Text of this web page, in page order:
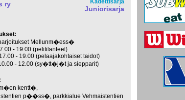
ry
Kadettisarja
Juniorisarja
Mellunm�ess�
- 19.00 (pelitilanteet)
- 19.00 (pelaajakohtaiset taidot)
- 12.00 (sy�tt�j�t ja siepparit)
kentt�,
p��ss�, parkkialue Vehmaistentien